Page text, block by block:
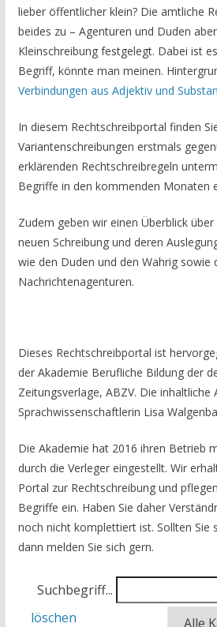
lieber öffentlicher klein? Die amtliche
beides zu – Agenturen und Duden
Kleinschreibung festgelegt. Dabei ist
Begriff, könnte man meinen.
Verbindungen aus Adjektiv und
In diesem Rechtschreibportal finden
Variantenschreibungen erstmals
erklärenden Rechtschreibregeln
Begriffe in den kommenden Monaten
Zudem geben wir einen Überblick
neuen Schreibung und deren
wie den Duden und den Wahrig sowie
Nachrichtenagenturen.
Dieses Rechtschreibportal ist
der Akademie Berufliche Bildung der
Zeitungsverlage, ABZV. Die
Sprachwissenschaftlerin Lisa
Die Akademie hat 2016 ihren Betrieb
durch die Verleger eingestellt. Wir
Portal zur Rechtschreibung und
Begriffe ein. Haben Sie daher
noch nicht komplettiert ist. Sollten Sie
dann melden Sie sich gern.
Suchbegriff...
löschen